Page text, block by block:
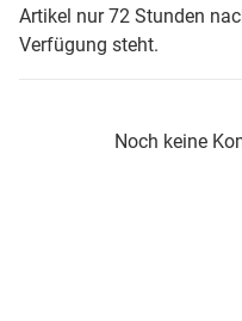
Artikel nur 72 Stunden
Verfügung steht.
Noch keine